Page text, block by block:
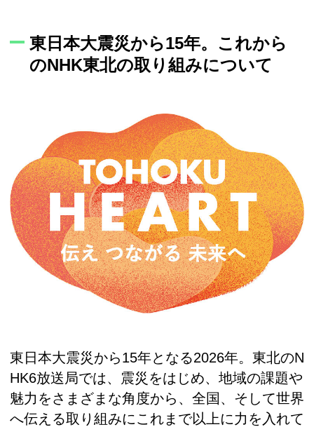
東日本大震災から15年。これから
のNHK東北の取り組みについて
東日本大震災から15年となる2026年。東北のN
HK6放送局では、震災をはじめ、地域の課題や
魅力をさまざまな角度から、全国、そして世界
へ伝える取り組みにこれまで以上に力を入れて